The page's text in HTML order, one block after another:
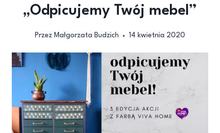
„Odpicujemy Twój mebel”
Przez Małgorzata Budzich 14 kwietnia 2020